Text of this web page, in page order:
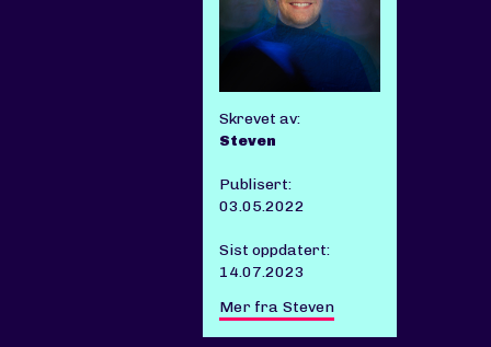
Skrevet av:
Steven
Publisert:
03.05.2022
Sist oppdatert:
14.07.2023
Mer fra Steven